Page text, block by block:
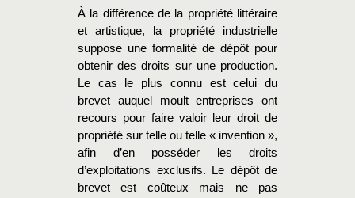
À la différence de la propriété littéraire
et artistique, la propriété industrielle
suppose une formalité de dépôt pour
obtenir des droits sur une production.
Le cas le plus connu est celui du
brevet auquel moult entreprises ont
recours pour faire valoir leur droit de
propriété sur telle ou telle « invention »,
afin d’en posséder les droits
d’exploitations exclusifs. Le dépôt de
brevet est coûteux mais ne pas